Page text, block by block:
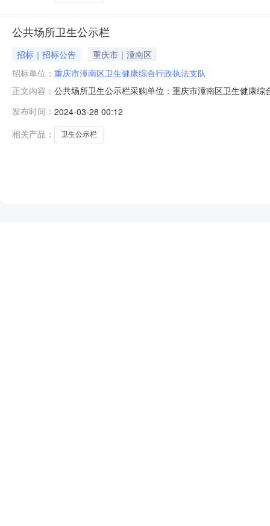
公共场所卫生公示栏
招标｜招标公告
重庆市｜潼南区
招标单位： 重庆市潼南区卫生健康综合行政执法支队
正文内容： 公共场所卫生公示栏采购单位：重庆市潼南区卫生健康
发布时间： 2024-03-28 00:12
相关产品：
卫生公示栏